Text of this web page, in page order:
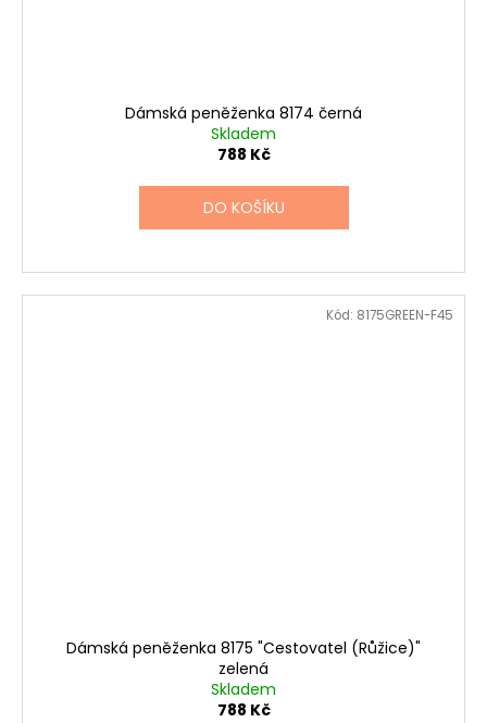
Dámská peněženka 8174 černá
Skladem
788 Kč
DO KOŠÍKU
Dámská peněženka 8175 "Cestovatel (Růžice)"
zelená
Skladem
788 Kč
Kód: 8175GREEN-F45